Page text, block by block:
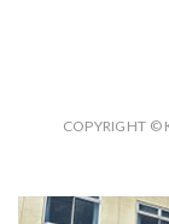
COPYRIGHT ©